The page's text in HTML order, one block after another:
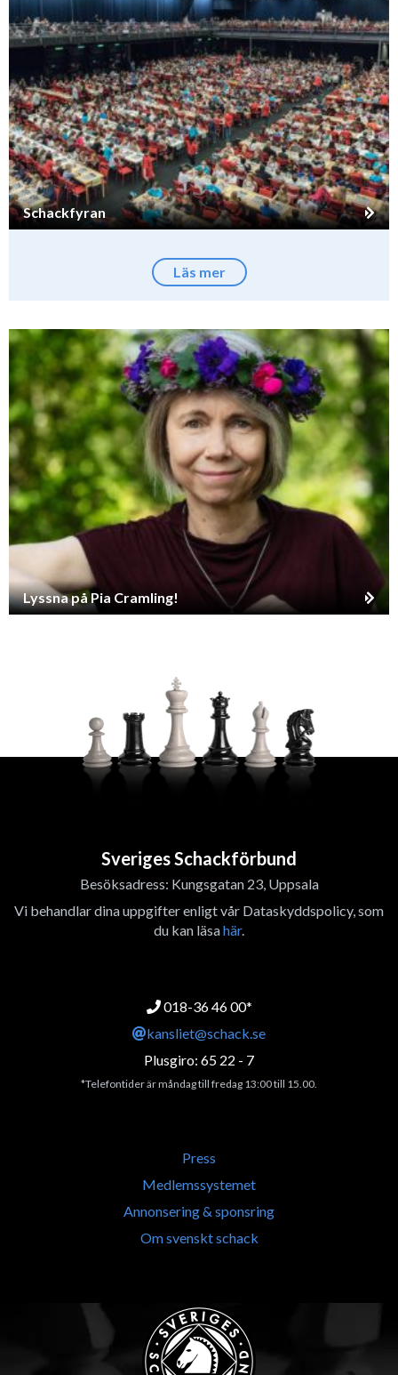
Schackfyran
Läs mer
Lyssna på Pia Cramling!
Sveriges Schackförbund
Besöksadress: Kungsgatan 23, Uppsala
Vi behandlar dina uppgifter enligt vår Dataskyddspolicy, som
du kan läsahär.
018-36 46 00*
kansliet@schack.se
Plusgiro: 65 22 - 7
*Telefontider är måndag till fredag 13:00 till 15.00.
Press
Medlemssystemet
Annonsering & sponsring
Om svenskt schack